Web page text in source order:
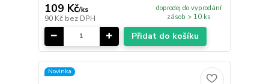
109 Kč/ks
90 Kč bez DPH
doprodej do vyprodání
zásob > 10 ks
Přidat do košíku
Novinka